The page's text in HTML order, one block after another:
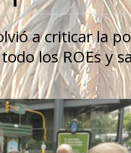
a criticar la
los ROEs y